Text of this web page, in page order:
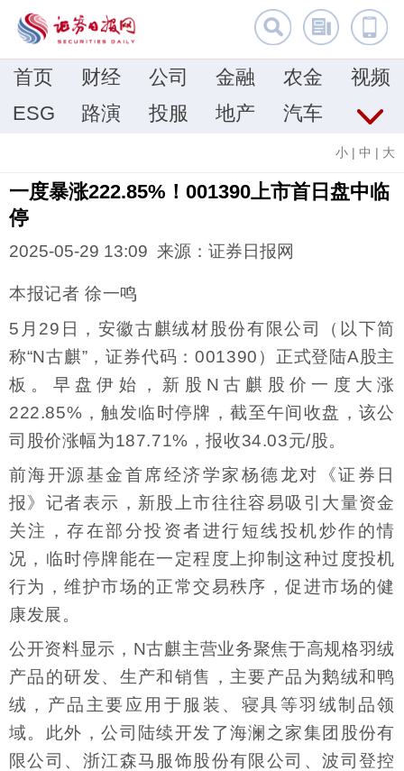
首页 财经 公司 金融 农金
视频
ESG
路演 投服 地产 汽车
小 | 中 | 大
一度暴涨222.85%！001390上市首日盘中临
停
2025-05-29 13:09 来源：证券日报网
本报记者 徐一鸣
5月29日，安徽古麒绒材股份有限公司（以下简
称“N古麒”，证券代码：001390）正式登陆A股主
板。早盘伊始，新股N古麒股价一度大涨
222.85%，触发临时停牌，截至午间收盘，该公
司股价涨幅为187.71%，报收34.03元/股。
前海开源基金首席经济学家杨德龙对《证券日
报》记者表示，新股上市往往容易吸引大量资金
关注，存在部分投资者进行短线投机炒作的情
况，临时停牌能在一定程度上抑制这种过度投机
行为，维护市场的正常交易秩序，促进市场的健
康发展。
公开资料显示，N古麒主营业务聚焦于高规格羽绒
产品的研发、生产和销售，主要产品为鹅绒和鸭
绒，产品主要应用于服装、寝具等羽绒制品领
域。此外，公司陆续开发了海澜之家集团股份有
限公司、浙江森马服饰股份有限公司、波司登控